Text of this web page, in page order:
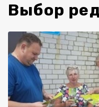
Выбор